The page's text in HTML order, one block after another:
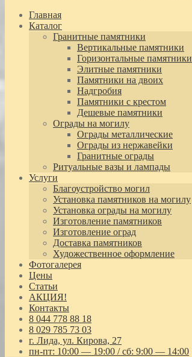
Главная
Каталог
Гранитные памятники
Вертикальные памятники
Горизонтальные памятники
Элитные памятники
Памятники на двоих
Надгробия
Памятники с крестом
Дешевые памятники
Ограды на могилу
Ограды металлические
Ограды из нержавейки
Гранитные ограды
Ритуальные вазы и лампады
Услуги
Благоустройство могил
Установка памятников на могилу
Установка ограды на могилу
Изготовление памятников
Изготовление оград
Доставка памятников
Художественное оформление
Фотогалерея
Цены
Статьи
АКЦИЯ!
Контакты
8 044 778 88 18
8 029 785 73 03
г. Лида, ул. Кирова, 27
пн-пт: 10:00 — 19:00 / сб: 9:00 — 14:00